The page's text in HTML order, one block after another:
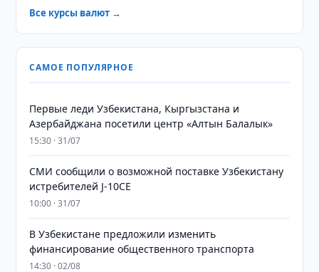
Все курсы валют →
САМОЕ ПОПУЛЯРНОЕ
Первые леди Узбекистана, Кыргызстана и
Азербайджана посетили центр «Алтын Балалык»
15:30 · 31/07
СМИ сообщили о возможной поставке Узбекистану
истребителей J-10CE
10:00 · 31/07
В Узбекистане предложили изменить
финансирование общественного транспорта
14:30 · 02/08